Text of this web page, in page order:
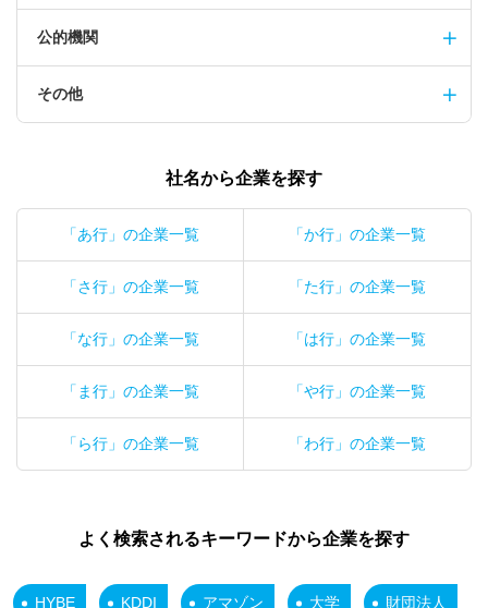
公的機関
その他
社名から企業を探す
「あ行」の企業一覧 「か行」の企業一覧
「さ行」の企業一覧 「た行」の企業一覧
「な行」の企業一覧 「は行」の企業一覧
「ま行」の企業一覧 「や行」の企業一覧
「ら行」の企業一覧 「わ行」の企業一覧
よく検索されるキーワードから企業を探す
HYBE KDDI アマゾン 大学 財団法人